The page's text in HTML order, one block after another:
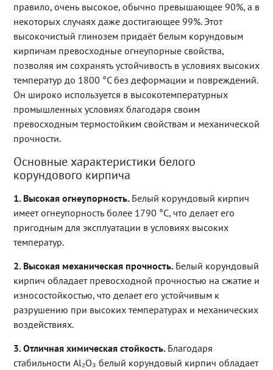
правило, очень высокое, обычно превышающее 90%, а в
некоторых случаях даже достигающее 99%. Этот
высокочистый глинозем придаёт белым корундовым
кирпичам превосходные огнеупорные свойства,
позволяя им сохранять устойчивость в условиях высоких
температур до 1800 °C без деформации и повреждений.
Он широко используется в высокотемпературных
промышленных условиях благодаря своим
превосходным термостойким свойствам и механической
прочности.
Основные характеристики белого
корундового кирпича
1. Высокая огнеупорность. Белый корундовый кирпич
имеет огнеупорность более 1790 °C, что делает его
пригодным для эксплуатации в условиях высоких
температур.
2. Высокая механическая прочность. Белый корундовый
кирпич обладает превосходной прочностью на сжатие и
износостойкостью, что делает его устойчивым к
разрушению при высоких температурах и механических
воздействиях.
3. Отличная химическая стойкость. Благодаря
стабильности Al₂O₃ белый корундовый кирпич обладает